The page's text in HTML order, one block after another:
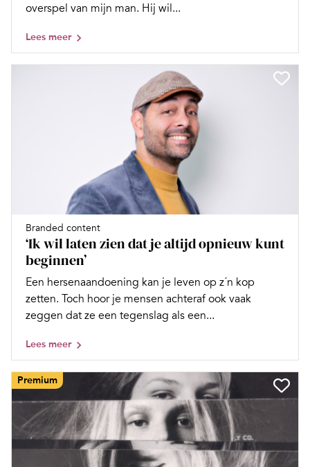
overspel van mijn man. Hij wil...
Lees meer
Branded content
‘Ik wil laten zien dat je altijd opnieuw kunt
beginnen’
Een hersenaandoening kan je leven op z´n kop
zetten. Toch hoor je mensen achteraf ook vaak
zeggen dat ze een tegenslag als een...
Lees meer
Premium